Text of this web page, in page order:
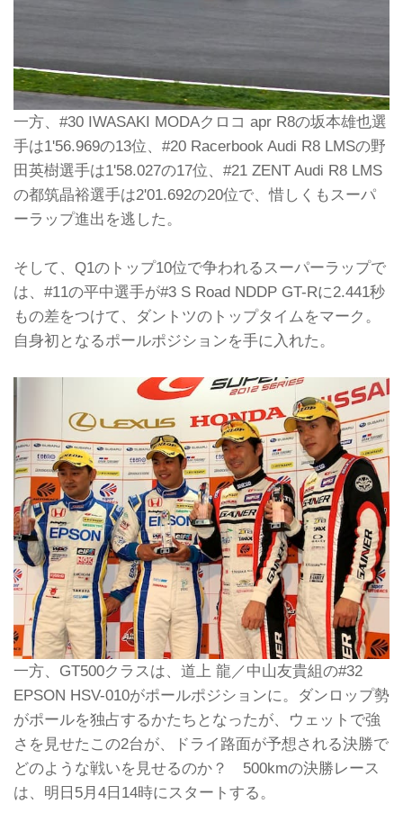
一方、#30 IWASAKI MODAクロコ apr R8の坂本雄也選
手は1'56.969の13位、#20 Racerbook Audi R8 LMSの野
田英樹選手は1'58.027の17位、#21 ZENT Audi R8 LMS
の都筑晶裕選手は2'01.692の20位で、惜しくもスーパ
ーラップ進出を逃した。
そして、Q1のトップ10位で争われるスーパーラップで
は、#11の平中選手が#3 S Road NDDP GT-Rに2.441秒
もの差をつけて、ダントツのトップタイムをマーク。
自身初となるポールポジションを手に入れた。
一方、GT500クラスは、道上 龍／中山友貴組の#32
EPSON HSV-010がポールポジションに。ダンロップ勢
がポールを独占するかたちとなったが、ウェットで強
さを見せたこの2台が、ドライ路面が予想される決勝で
どのような戦いを見せるのか？ 500kmの決勝レース
は、明日5月4日14時にスタートする。